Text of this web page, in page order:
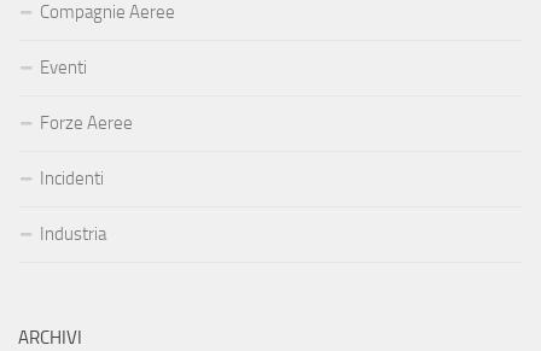
Compagnie Aeree
Eventi
Forze Aeree
Incidenti
Industria
ARCHIVI